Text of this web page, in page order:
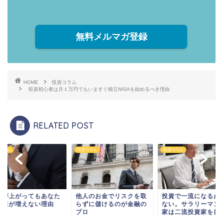
無料メルマガ登録
HOME
投資コラム
投資初心者は月１万円でもいますぐ積立NISAを始めるべき理由
RELATED POST
ラム
が上がってもあなた
産が増えない理由
投資コラム
他人のお金でリスクを取
らずに儲けるのが金融の
プロ
投資コラム
投資で一流になる必
ない。サラリーマン
家は二流投資家を目